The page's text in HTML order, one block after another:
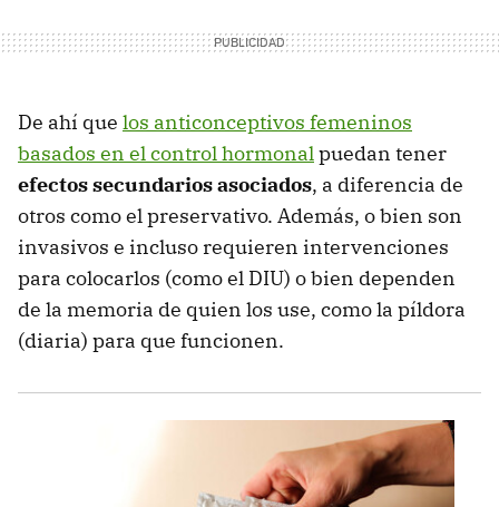
De ahí que los anticonceptivos femeninos
basados en el control hormonalpuedan tener
efectos secundarios asociados, a diferencia de
otros como el preservativo. Además, o bien son
invasivos e incluso requieren intervenciones
para colocarlos (como el DIU) o bien dependen
de la memoria de quien los use, como la píldora
(diaria) para que funcionen.